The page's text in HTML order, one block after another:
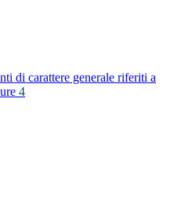
di carattere generale riferiti a
4